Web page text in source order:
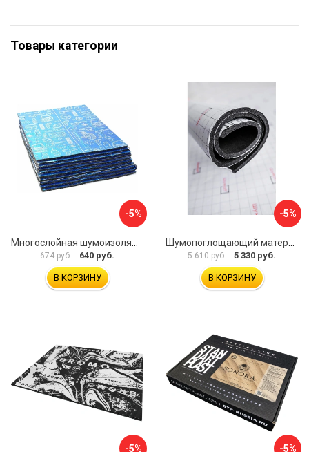
Товары категории
-5%
674 руб. 640 руб.
В КОРЗИНУ
-5%
5 610 руб. 5 330 руб.
В КОРЗИНУ
-5% -5%